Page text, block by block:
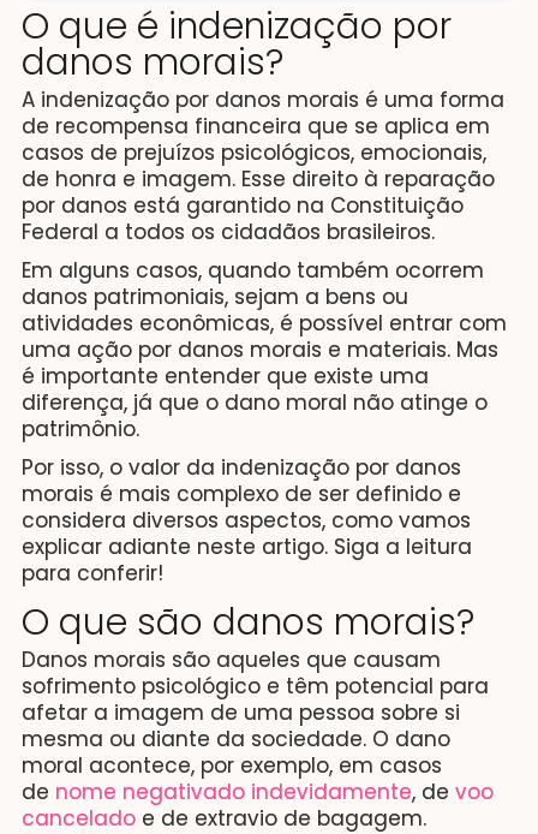
Especialista com mais de 10 anos de experiência em
direitos do consumidor. Formado em Direito pela UNIFOR
com extensão internacional pela Universitat de
Barcelona. Atua desde 2017 como advogado e Chief
Operating Officer da Resolvvi, plataforma que
democratiza o acesso à justiça para milhares de
brasileiros.
Ver LinkedIn Ver perfil no Jusbrasil
Cargo:COO na Resolvvi · Advogado OAB/SP 424.232
Leitura: 12 min
O que é indenização por
danos morais?
A indenização por danos morais é uma forma
de recompensa financeira que se aplica em
casos de prejuízos psicológicos, emocionais,
de honra e imagem. Esse direito à reparação
por danos está garantido na Constituição
Federal a todos os cidadãos brasileiros.
Em alguns casos, quando também ocorrem
danos patrimoniais, sejam a bens ou
atividades econômicas, é possível entrar com
uma ação por danos morais e materiais. Mas
é importante entender que existe uma
diferença, já que o dano moral não atinge o
patrimônio.
Por isso, o valor da indenização por danos
morais é mais complexo de ser definido e
considera diversos aspectos, como vamos
explicar adiante neste artigo. Siga a leitura
para conferir!
O que são danos morais?
Danos morais são aqueles que causam
sofrimento psicológico e têm potencial para
afetar a imagem de uma pessoa sobre si
mesma ou diante da sociedade. O dano
moral acontece, por exemplo, em casos
de nome negativado indevidamente, de voo
cancelado e de extravio de bagagem.